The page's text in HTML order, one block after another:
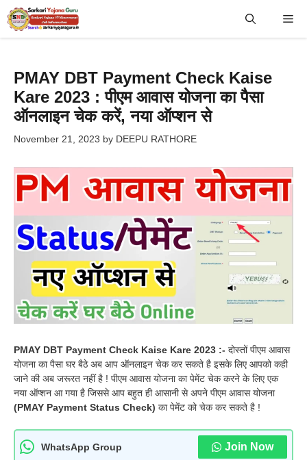
Skip
to
PMAY DBT Payment Check Kaise
Kare 2023 : पीएम आवास योजना का पैसा
ऑनलाइन चेक करें, नया ऑप्शन से
November 21, 2023 by DEEPU RATHORE
PMAY DBT Payment Check Kaise Kare 2023 :- दोस्तों पीएम आवास
योजना का पैसा घर बैठे अब आप ऑनलाइन चेक कर सकते है इसके लिए आपको कही
जाने की अब जरूरत नहीं है ! पीएम आवास योजना का पेमेंट चेक करने के लिए एक
नया ऑप्शन आ गया है जिससे आप बहुत ही आसानी से अपने पीएम आवास योजना
(PMAY Payment Status Check) का पेमेंट को चेक कर सकते है !
WhatsApp Group Join Now